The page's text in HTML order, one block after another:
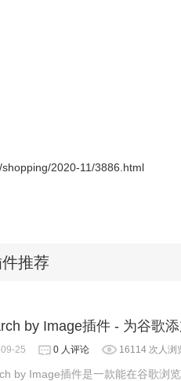
安装时会出现“程序包无效
INVALID"解决方法 ，安装好
2020-11/3886.html
推荐
by Image插件 - 为谷歌
25 0 人评论 16114 次人浏
by Image插件是一款能在谷歌浏